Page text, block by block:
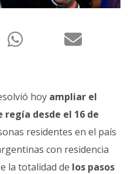
hoy ampliar el
desde el 16 de
residentes en el país
con residencia
la totalidad de los pasos